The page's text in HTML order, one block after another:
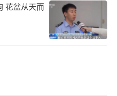
项前沿科技领域具备强
国产业不断向价值链高
强劲，尤其是在汽车和
花盆从天而